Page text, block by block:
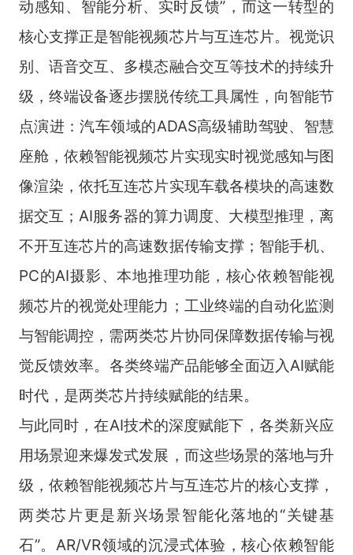
动感知、智能分析、实时反馈”，而这一转型的
核心支撑正是智能视频芯片与互连芯片。视觉识
别、语音交互、多模态融合交互等技术的持续升
级，终端设备逐步摆脱传统工具属性，向智能节
点演进：汽车领域的ADAS高级辅助驾驶、智慧
座舱，依赖智能视频芯片实现实时视觉感知与图
像渲染，依托互连芯片实现车载各模块的高速数
据交互；AI服务器的算力调度、大模型推理，离
不开互连芯片的高速数据传输支撑；智能手机、
PC的AI摄影、本地推理功能，核心依赖智能视
频芯片的视觉处理能力；工业终端的自动化监测
与智能调控，需两类芯片协同保障数据传输与视
觉反馈效率。各类终端产品能够全面迈入AI赋能
时代，是两类芯片持续赋能的结果。
与此同时，在AI技术的深度赋能下，各类新兴应
用场景迎来爆发式发展，而这些场景的落地与升
级，依赖智能视频芯片与互连芯片的核心支撑，
两类芯片更是新兴场景智能化落地的“关键基
石”。AR/VR领域的沉浸式体验，核心依赖智能